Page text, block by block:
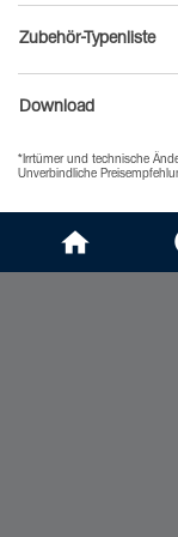
Zubehör-Typenliste
Download
*Irrtümer und technische
Unverbindliche